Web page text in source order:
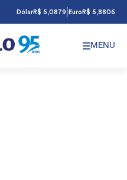
DólarR$ 5,0879 Euro R$ 5,8806
MENU